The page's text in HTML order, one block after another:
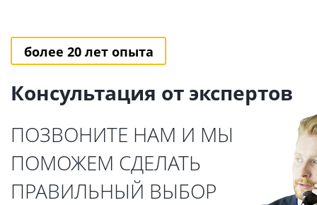
более 20 лет опыта
Консультация от экспертов
ПОЗВОНИТЕ НАМ И МЫ
ПОМОЖЕМ СДЕЛАТЬ
ПРАВИЛЬНЫЙ ВЫБОР